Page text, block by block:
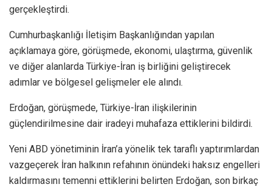
gerçekleştirdi.
Cumhurbaşkanlığı İletişim Başkanlığından yapılan
açıklamaya göre, görüşmede, ekonomi, ulaştırma, güvenlik
ve diğer alanlarda Türkiye-İran iş birliğini geliştirecek
adımlar ve bölgesel gelişmeler ele alındı.
Erdoğan, görüşmede, Türkiye-İran ilişkilerinin
güçlendirilmesine dair iradeyi muhafaza ettiklerini bildirdi.
Yeni ABD yönetiminin İran’a yönelik tek taraflı yaptırımlardan
vazgeçerek İran halkının refahının önündeki haksız engelleri
kaldırmasını temenni ettiklerini belirten Erdoğan, son birkaç